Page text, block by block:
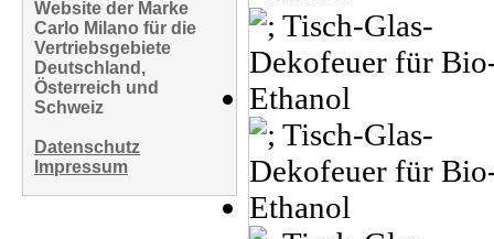
Website der Marke
Carlo Milano für die
Vertriebsgebiete
Deutschland,
Österreich und
Schweiz
Datenschutz
Impressum